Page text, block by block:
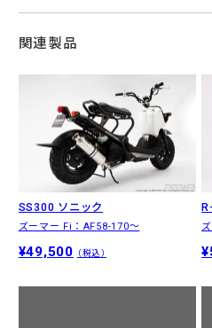
関連製品
SS300 ソニック
ズーマー Fi：AF58-170〜
¥49,500 （税込）